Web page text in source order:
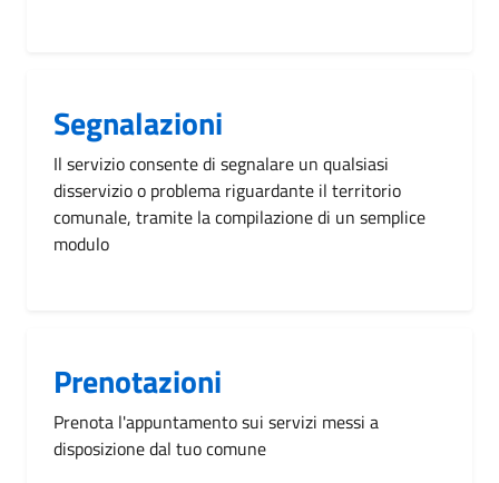
Segnalazioni
Il servizio consente di segnalare un qualsiasi
disservizio o problema riguardante il territorio
comunale, tramite la compilazione di un semplice
modulo
Prenotazioni
Prenota l'appuntamento sui servizi messi a
disposizione dal tuo comune